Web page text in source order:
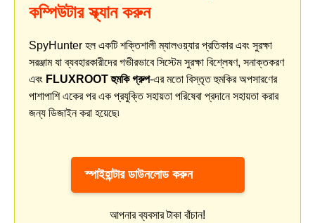
কম্পিউটার স্ক্যান করুন
SpyHunter হল একটি শক্তিশালী ম্যালওয়্যার প্রতিকার এবং সুরক্ষা
সরঞ্জাম যা ব্যবহারকারীদের গভীরভাবে সিস্টেম সুরক্ষা বিশ্লেষণ, সনাক্তকরণ
এবং FLUXROOT হুমকি গ্রুপ-এর মতো বিস্তৃত হুমকির অপসারণের
পাশাপাশি একের পর এক প্রযুক্তি সহায়তা পরিষেবা প্রদানে সহায়তা করার
জন্য ডিজাইন করা হয়েছে৷
স্পাইহান্টার ডাউনলোড করুন
আপনার ব্যবসার টাকা বাঁচান!